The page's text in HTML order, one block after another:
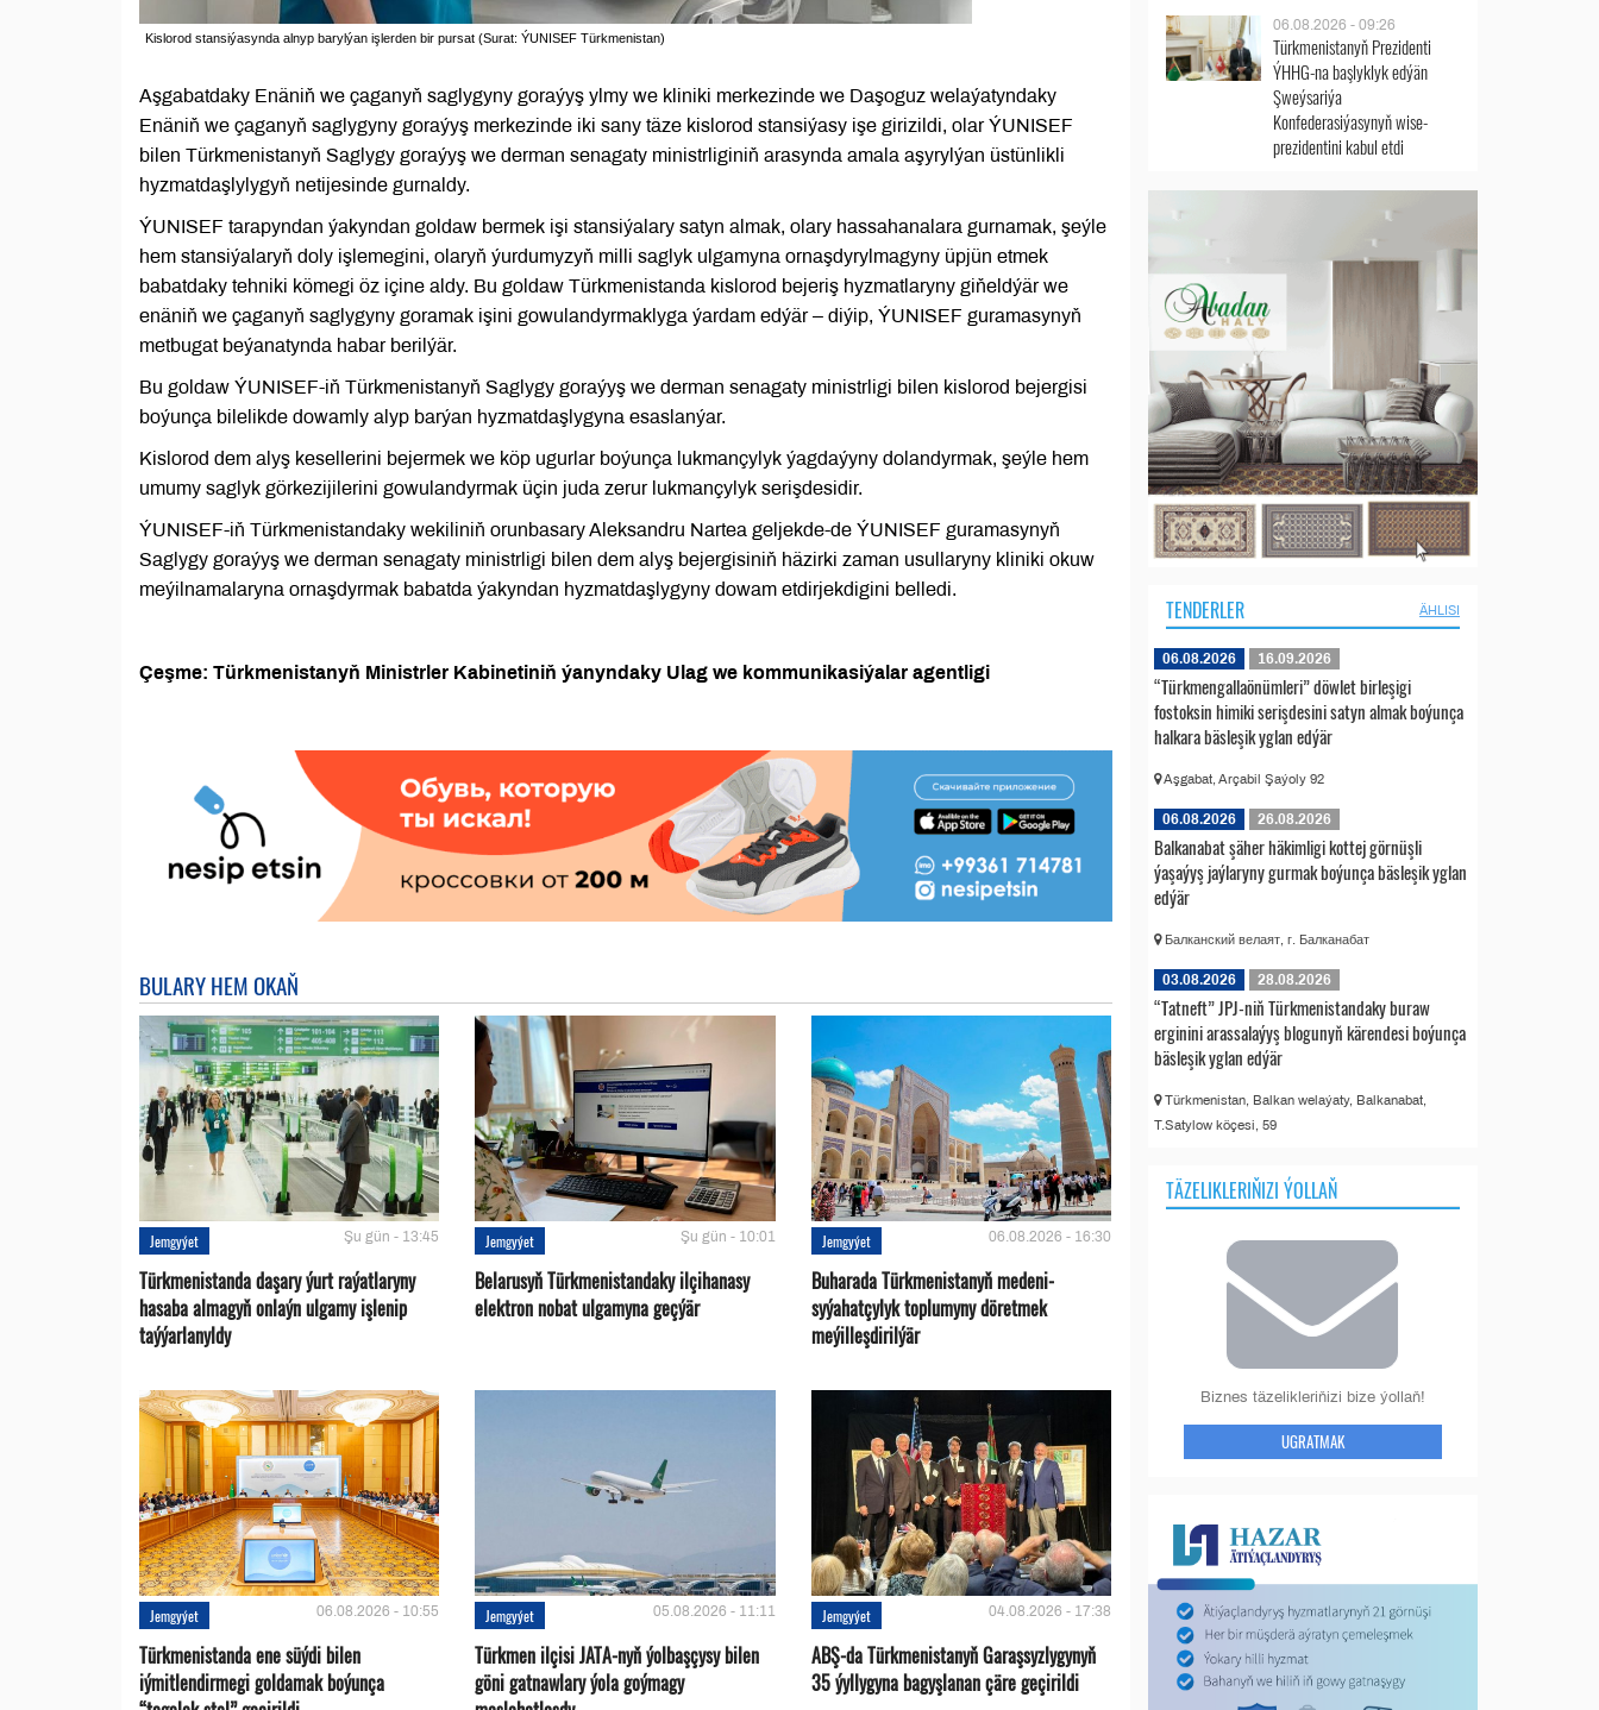
Kislorod stansiýasynda alnyp barylýan işlerden bir pursat (Surat: ÝUNISEF Türkmenistan)
Aşgabatdaky Enäniň we çaganyň saglygyny goraýyş ylmy we kliniki merkezinde we Daşoguz welaýatyndaky
Enäniň we çaganyň saglygyny goraýyş merkezinde iki sany täze kislorod stansiýasy işe girizildi, olar ÝUNISEF
bilen Türkmenistanyň Saglygy goraýyş we derman senagaty ministrliginiň arasynda amala aşyrylýan üstünlikli
hyzmatdaşlylygyň netijesinde gurnaldy.
ÝUNISEF tarapyndan ýakyndan goldaw bermek işi stansiýalary satyn almak, olary hassahanalara gurnamak, şeýle
hem stansiýalaryň doly işlemegini, olaryň ýurdumyzyň milli saglyk ulgamyna ornaşdyrylmagyny üpjün etmek
babatdaky tehniki kömegi öz içine aldy. Bu goldaw Türkmenistanda kislorod bejeriş hyzmatlaryny giňeldýär we
enäniň we çaganyň saglygyny goramak işini gowulandyrmaklyga ýardam edýär – diýip, ÝUNISEF guramasynyň
metbugat beýanatynda habar berilýär.
Bu goldaw ÝUNISEF-iň Türkmenistanyň Saglygy goraýyş we derman senagaty ministrligi bilen kislorod bejergisi
boýunça bilelikde dowamly alyp barýan hyzmatdaşlygyna esaslanýar.
Kislorod dem alyş kesellerini bejermek we köp ugurlar boýunça lukmançylyk ýagdaýyny dolandyrmak, şeýle hem
umumy saglyk görkezijilerini gowulandyrmak üçin juda zerur lukmançylyk serişdesidir.
ÝUNISEF-iň Türkmenistandaky wekiliniň orunbasary Aleksandru Nartea geljekde-de ÝUNISEF guramasynyň
Saglygy goraýyş we derman senagaty ministrligi bilen dem alyş bejergisiniň häzirki zaman usullaryny kliniki okuw
meýilnamalaryna ornaşdyrmak babatda ýakyndan hyzmatdaşlygyny dowam etdirjekdigini belledi.
Çeşme: Türkmenistanyň Ministrler Kabinetiniň ýanyndaky Ulag we kommunikasiýalar agentligi
BULARY HEM OKAŇ
Jemgyýet Şu gün - 13:45
Türkmenistanda daşary ýurt raýatlaryny
hasaba almagyň onlaýn ulgamy işlenip
taýýarlanyldy
Jemgyýet Şu gün - 10:01
Belarusyň Türkmenistandaky ilçihanasy
elektron nobat ulgamyna geçýär
Jemgyýet 06.08.2026 - 16:30
Buharada Türkmenistanyň medeni-
syýahatçylyk toplumyny döretmek
meýilleşdirilýär
Jemgyýet 06.08.2026 - 10:55
Türkmenistanda ene süýdi bilen
iýmitlendirmegi goldamak boýunça
Jemgyýet 05.08.2026 - 11:11
Türkmen ilçisi JATA-nyň ýolbaşçysy bilen
göni gatnawlary ýola goýmagy
Jemgyýet 04.08.2026 - 17:38
ABŞ-da Türkmenistanyň Garaşsyzlygynyň
35 ýyllygyna bagyşlanan çäre geçirildi
06.08.2026 - 09:26
Türkmenistanyň Prezidenti
ÝHHG-na başlyklyk edýän
Şweýsariýa
Konfederasiýasynyň wise-
prezidentini kabul etdi
TENDERLER ÄHLISI
06.08.2026 16.09.2026
“Türkmengallaönümleri” döwlet birleşigi
fostoksin himiki serişdesini satyn almak boýunça
halkara bäsleşik yglan edýär
Aşgabat, Arçabil Şaýoly 92
06.08.2026 26.08.2026
Balkanabat şäher häkimligi kottej görnüşli
ýaşaýyş jaýlaryny gurmak boýunça bäsleşik yglan
edýär
Балканский велаят, г. Балканабат
03.08.2026 28.08.2026
“Tatneft” JPJ-niň Türkmenistandaky buraw
erginini arassalaýyş blogunyň kärendesi boýunça
bäsleşik yglan edýär
Türkmenistan, Balkan welaýaty, Balkanabat,
T.Satylow köçesi, 59
TÄZELIKLERIŇIZI ÝOLLAŇ
Biznes täzelikleriňizi bize ýollaň!
UGRATMAK